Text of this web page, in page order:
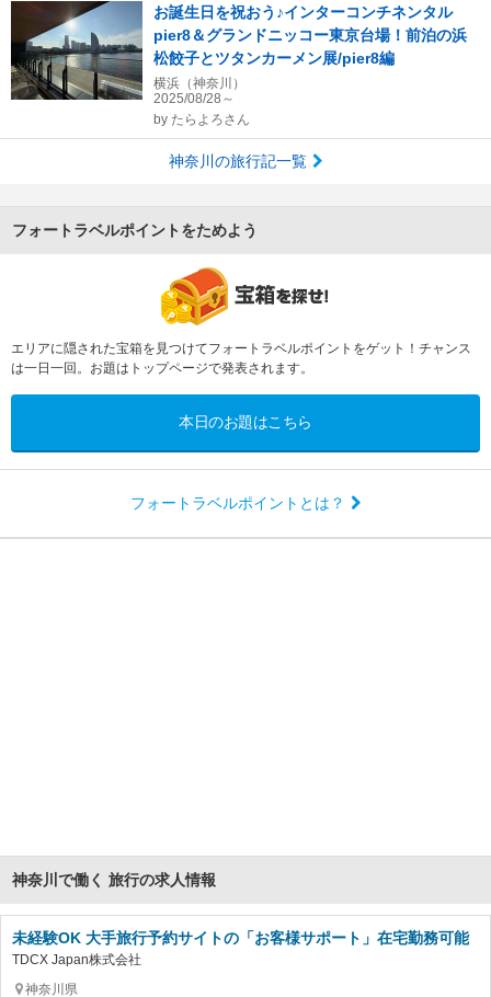
お誕生日を祝おう♪インターコンチネンタル
pier8＆グランドニッコー東京台場！前泊の浜
松餃子とツタンカーメン展/pier8編
横浜（神奈川）
2025/08/28～
by たらよろさん
神奈川の旅行記一覧
フォートラベルポイントをためよう
エリアに隠された宝箱を見つけてフォートラベルポイントをゲット！チャンス
は一日一回。お題はトップページで発表されます。
本日のお題はこちら
フォートラベルポイントとは？
神奈川で働く 旅行の求人情報
未経験OK 大手旅行予約サイトの「お客様サポート」在宅勤務可能
TDCX Japan株式会社
神奈川県